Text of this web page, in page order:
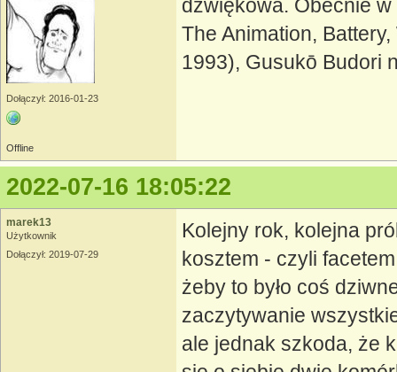
Dołączył: 2016-01-23
dźwiękowa. Obecnie
The Animation,
1993), Gusukō Budori
Offline
2022-07-16 18:05:22
marek13
Użytkownik
Dołączył: 2019-07-29
Kolejny rok, kolejna
kosztem - czyli
żeby to było coś
zaczytywanie
ale jednak szkoda, że